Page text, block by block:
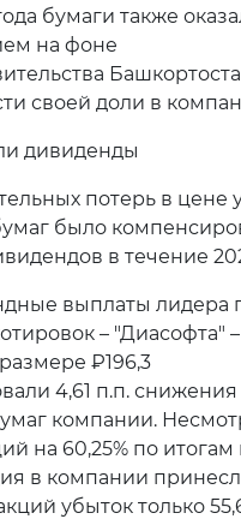
бумаги также
на фоне
своей доли в
дивиденды
потерь в цене
было
в течение
выплаты лидера
– "Диасофта"
₽196,3
4,61 п.п. снижения
компании.
на 60,25% по итогам
в компании
убыток только